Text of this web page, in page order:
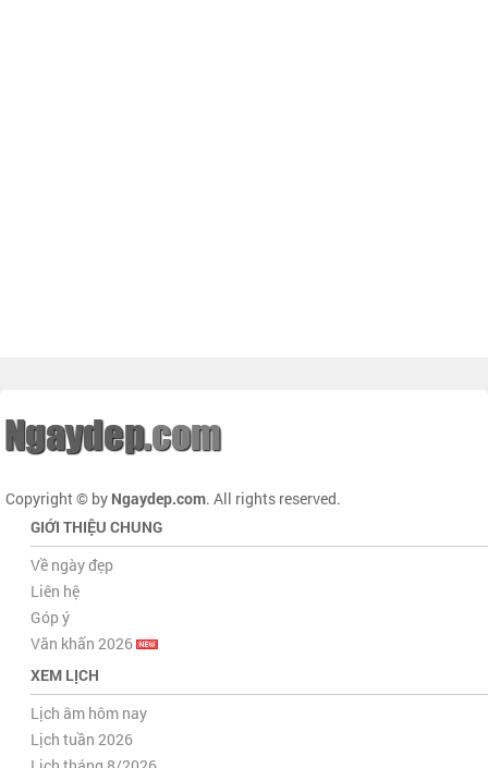
Copyright © by Ngaydep.com. All rights reserved.
GIỚI THIỆU CHUNG
Về ngày đẹp
Liên hệ
Góp ý
Văn khấn 2026
XEM LỊCH
Lịch âm hôm nay
Lịch tuần 2026